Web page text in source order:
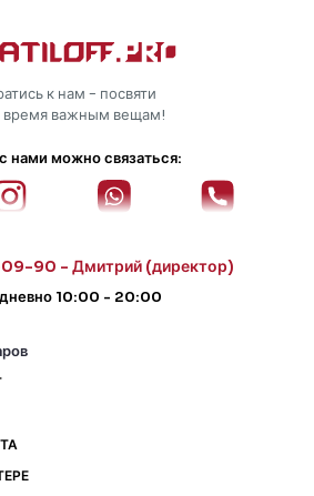
к нам - посвяти
время важным вещам!
нами можно связаться:
09-90 - Дмитрий (директор)
10:00 - 20:00